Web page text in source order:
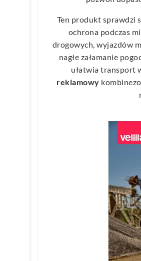
Ten produkt sprawdzi
ochrona podczas
drogowych, wyjazdów
nagłe załamanie
ułatwia transport
reklamowy